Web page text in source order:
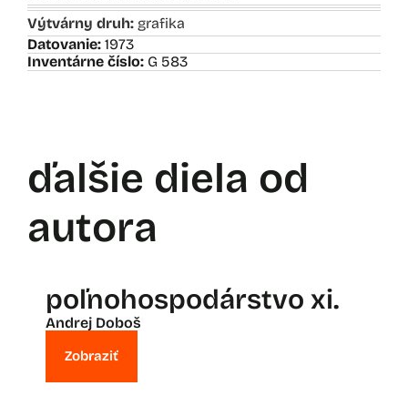
Výtvárny druh: grafika
Datovanie: 1973
Inventárne číslo: G 583
ďalšie diela od
autora
poľnohospodárstvo xi.
Andrej Doboš
Zobraziť